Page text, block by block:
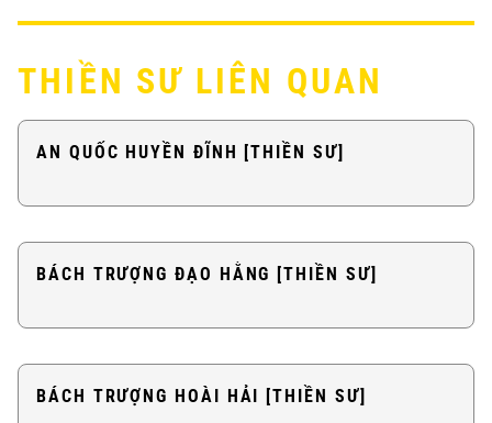
THIỀN SƯ LIÊN QUAN
AN QUỐC HUYỀN ĐĨNH [THIỀN SƯ]
BÁCH TRƯỢNG ĐẠO HẰNG [THIỀN SƯ]
BÁCH TRƯỢNG HOÀI HẢI [THIỀN SƯ]